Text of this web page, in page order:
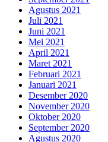
Agustus 2021
Juli 2021
Juni 2021
Mei 2021
April 2021
Maret 2021
Februari 2021
Januari 2021
Desember 2020
November 2020
Oktober 2020
September 2020
Agustus 2020